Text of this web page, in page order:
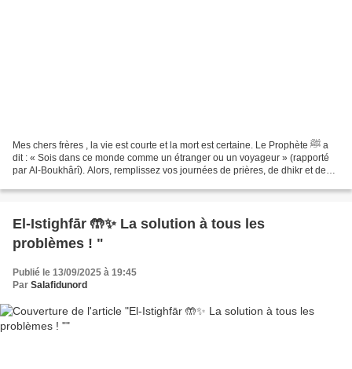
Mes chers frères , la vie est courte et la mort est certaine. Le Prophète ﷺ a
dit : « Sois dans ce monde comme un étranger ou un voyageur » (rapporté
par Al-Boukhârî). Alors, remplissez vos journées de prières, de dhikr et de
El-Istighfār 🤲✨ La solution à tous les
problèmes ! "
Publié le 13/09/2025 à 19:45
Par Salafidunord